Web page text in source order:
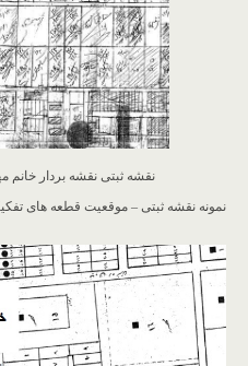
نقشه ثبتی نقشه بردار خانم مهندس
نمونه نقشه ثبتی – موقعیت قطعه های